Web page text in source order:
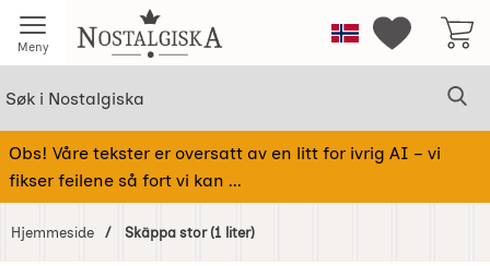
Meny Startsiden for NostalgiskaNorge Mine
Obs! Våre tekster er oversatt av en litt for ivrig AI – vi
fikser feilene så fort vi kan ...
Hjemmeside Skäppa stor (1 liter)